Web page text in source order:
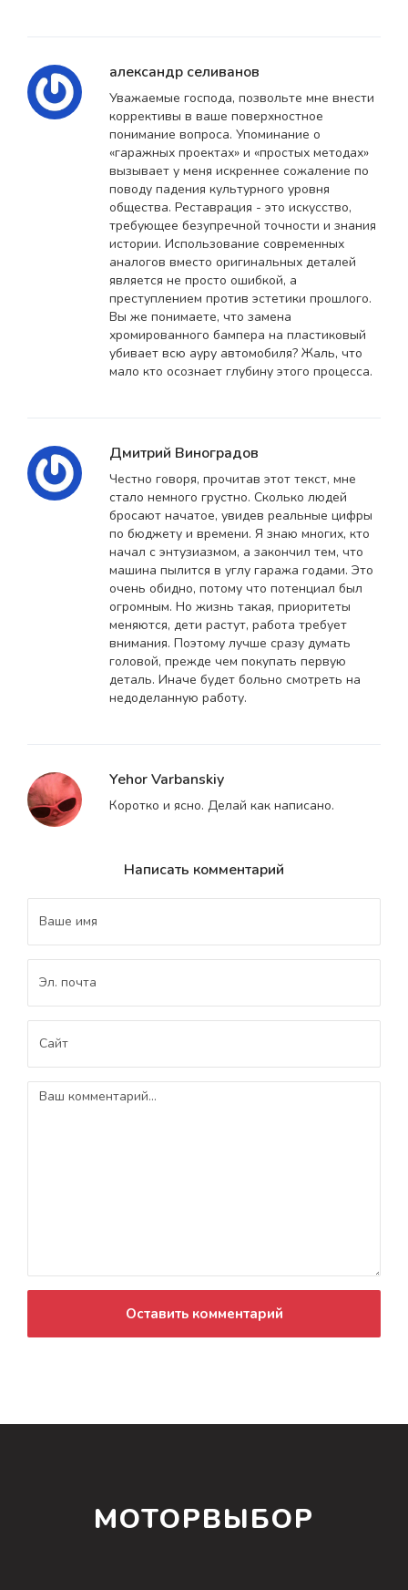
александр селиванов
Уважаемые господа, позвольте мне внести
коррективы в ваше поверхностное
понимание вопроса. Упоминание о
«гаражных проектах» и «простых методах»
вызывает у меня искреннее сожаление по
поводу падения культурного уровня
общества. Реставрация - это искусство,
требующее безупречной точности и знания
истории. Использование современных
аналогов вместо оригинальных деталей
является не просто ошибкой, а
преступлением против эстетики прошлого.
Вы же понимаете, что замена
хромированного бампера на пластиковый
убивает всю ауру автомобиля? Жаль, что
мало кто осознает глубину этого процесса.
Дмитрий Виноградов
Честно говоря, прочитав этот текст, мне
стало немного грустно. Сколько людей
бросают начатое, увидев реальные цифры
по бюджету и времени. Я знаю многих, кто
начал с энтузиазмом, а закончил тем, что
машина пылится в углу гаража годами. Это
очень обидно, потому что потенциал был
огромным. Но жизнь такая, приоритеты
меняются, дети растут, работа требует
внимания. Поэтому лучше сразу думать
головой, прежде чем покупать первую
деталь. Иначе будет больно смотреть на
недоделанную работу.
Yehor Varbanskiy
Коротко и ясно. Делай как написано.
Написать комментарий
Оставить комментарий
МОТОРВЫБОР